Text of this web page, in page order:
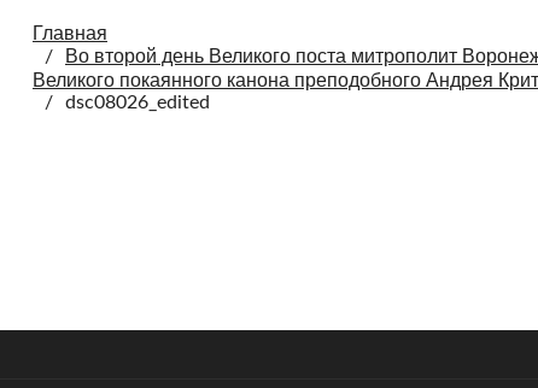
Главная
Во второй день Великого поста митрополит
Великого покаянного канона преподобного Андрея
dsc08026_edited